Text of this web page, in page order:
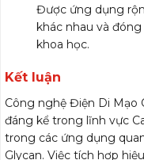
Được ứng dụng
khác nhau và
khoa học.
Kết luận
Công nghệ Điện Di Mạo
đáng kể trong lĩnh vực
trong các ứng dụng
Glycan. Việc tích hợp